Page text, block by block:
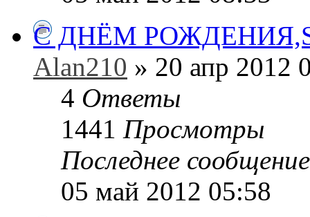
С ДНЁМ
Alan210 » 20 апр 2012
4 Ответы
1441 Просмотры
Последнее
05 май 2012 05:58